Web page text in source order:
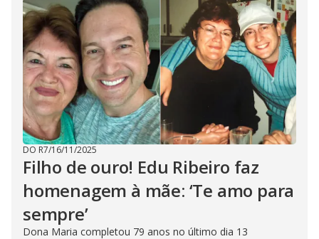
DO R7/16/11/2025
Filho de ouro! Edu Ribeiro faz
homenagem à mãe: ‘Te amo para
sempre’
Dona Maria completou 79 anos no último dia 13